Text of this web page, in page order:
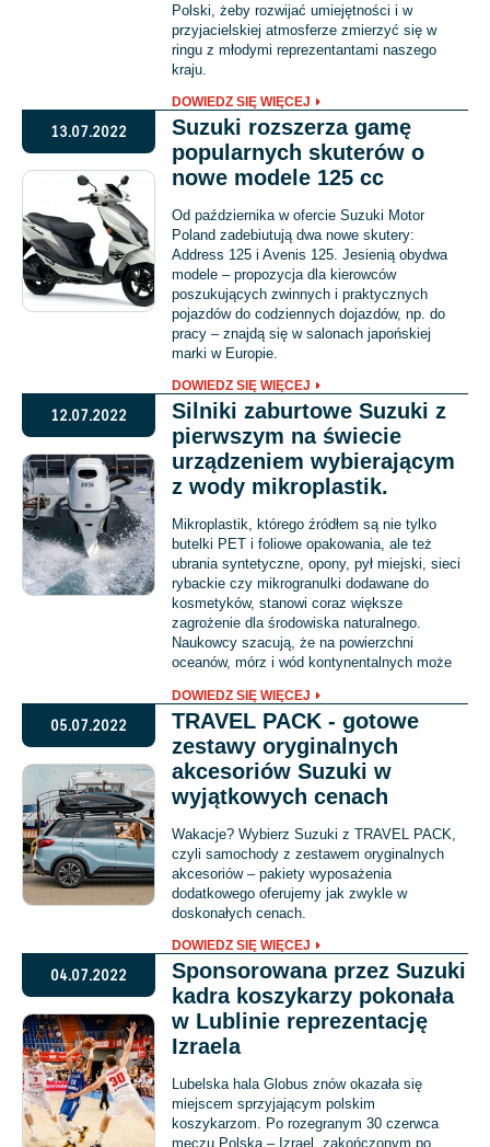
Polski, żeby rozwijać umiejętności i w
przyjacielskiej atmosferze zmierzyć się w
ringu z młodymi reprezentantami naszego
kraju.
DOWIEDZ SIĘ WIĘCEJ
13.07.2022
Suzuki rozszerza gamę
popularnych skuterów o
nowe modele 125 cc
Od października w ofercie Suzuki Motor
Poland zadebiutują dwa nowe skutery:
Address 125 i Avenis 125. Jesienią obydwa
modele – propozycja dla kierowców
poszukujących zwinnych i praktycznych
pojazdów do codziennych dojazdów, np. do
pracy – znajdą się w salonach japońskiej
marki w Europie.
DOWIEDZ SIĘ WIĘCEJ
12.07.2022
Silniki zaburtowe Suzuki z
pierwszym na świecie
urządzeniem wybierającym
z wody mikroplastik.
Mikroplastik, którego źródłem są nie tylko
butelki PET i foliowe opakowania, ale też
ubrania syntetyczne, opony, pył miejski, sieci
rybackie czy mikrogranulki dodawane do
kosmetyków, stanowi coraz większe
zagrożenie dla środowiska naturalnego.
Naukowcy szacują, że na powierzchni
oceanów, mórz i wód kontynentalnych może
mikroplastiku.
DOWIEDZ SIĘ WIĘCEJ
05.07.2022
TRAVEL PACK - gotowe
zestawy oryginalnych
akcesoriów Suzuki w
wyjątkowych cenach
Wakacje? Wybierz Suzuki z TRAVEL PACK,
czyli samochody z zestawem oryginalnych
akcesoriów – pakiety wyposażenia
dodatkowego oferujemy jak zwykle w
doskonałych cenach.
DOWIEDZ SIĘ WIĘCEJ
04.07.2022
Sponsorowana przez Suzuki
kadra koszykarzy pokonała
w Lublinie reprezentację
Izraela
Lubelska hala Globus znów okazała się
miejscem sprzyjającym polskim
koszykarzom. Po rozegranym 30 czerwca
meczu Polska – Izrael, zakończonym po